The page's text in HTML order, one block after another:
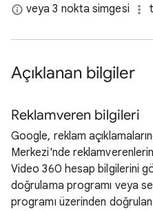
veya 3 nokta simgesi
Açıklanan bilgiler
Reklamveren bilgileri
Google, reklam
Merkezi'nde
Video 360 hesap bilgilerini
doğrulama programı veya
programı üzerinden